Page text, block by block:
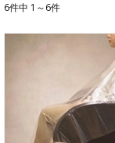
6件中 1～6件